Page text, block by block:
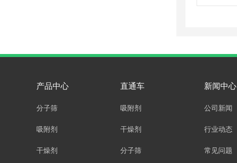
产品中心
分子筛
吸附剂
干燥剂
直通车
吸附剂
干燥剂
分子筛
新闻中心
公司新闻
行业动态
常见问题